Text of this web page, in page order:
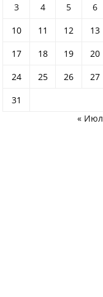
3
4 5 6
10
11 12 13
17
18 19 20
24
25 26 27
31
« Июл